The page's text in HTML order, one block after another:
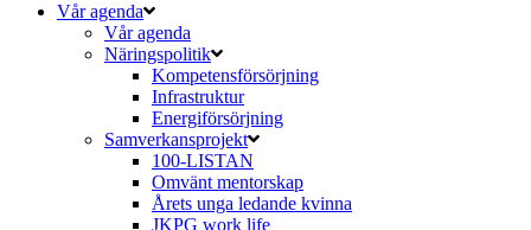
Vår agenda
Vår agenda
Näringspolitik
Kompetensförsörjning
Infrastruktur
Energiförsörjning
Samverkansprojekt
100-LISTAN
Omvänt mentorskap
Årets unga ledande kvinna
JKPG work life